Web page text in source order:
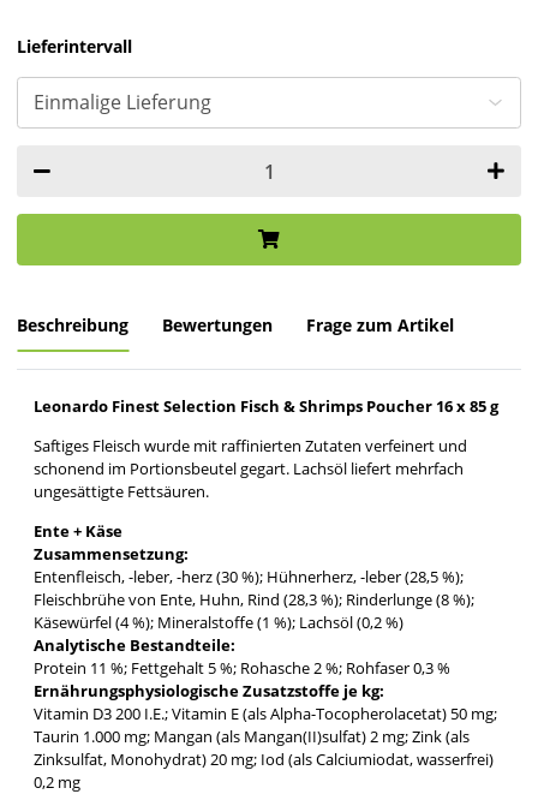
Lieferintervall
Beschreibung Bewertungen Frage zum Artikel
Leonardo Finest Selection Fisch & Shrimps Poucher 16 x 85 g
Saftiges Fleisch wurde mit raffinierten Zutaten verfeinert und
schonend im Portionsbeutel gegart. Lachsöl liefert mehrfach
ungesättigte Fettsäuren.
Ente + Käse
Zusammensetzung:
Entenfleisch, -leber, -herz (30 %); Hühnerherz, -leber (28,5 %);
Fleischbrühe von Ente, Huhn, Rind (28,3 %); Rinderlunge (8 %);
Käsewürfel (4 %); Mineralstoffe (1 %); Lachsöl (0,2 %)
Analytische Bestandteile:
Protein 11 %; Fettgehalt 5 %; Rohasche 2 %; Rohfaser 0,3 %
Ernährungsphysiologische Zusatzstoffe je kg:
Vitamin D3 200 I.E.; Vitamin E (als Alpha-Tocopherolacetat) 50 mg;
Taurin 1.000 mg; Mangan (als Mangan(II)sulfat) 2 mg; Zink (als
Zinksulfat, Monohydrat) 20 mg; Iod (als Calciumiodat, wasserfrei)
0,2 mg